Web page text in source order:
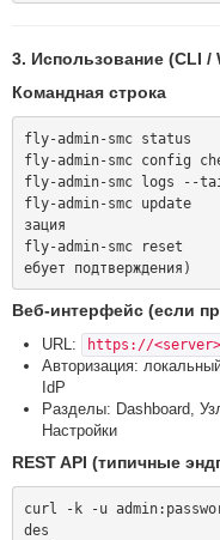
3. Использование (CLI /
Командная строка
fly-admin-smc status
fly-admin-smc config
fly-admin-smc logs --
fly-admin-smc update
зация
fly-admin-smc reset
Веб-интерфейс (если
URL: https://
Авторизация:
IdP
Разделы: Dashboard,
Настройки
REST API (типичные
curl -k -u
des